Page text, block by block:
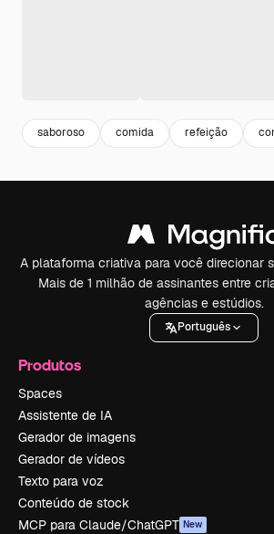
saboroso comida refeição
A plataforma criativa para você direcionar
Mais de 1 milhão de assinantes entre
agências e estúdios.
Português
Produtos
Spaces
Assistente de IA
Gerador de imagens
Gerador de vídeos
Texto para voz
Conteúdo de stock
MCP para Claude/ChatGPT New